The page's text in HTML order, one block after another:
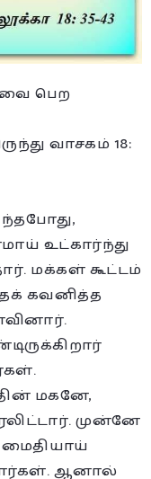
பெற
வாசகம் 18:
உட்கார்ந்து
மக்கள் கூட்டம்
கவனித்த
மகனே,
முன்னே
ஆனால்